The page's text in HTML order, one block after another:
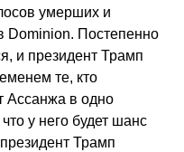
умерших и
Dominion. Постепенно
и президент Трамп
те, кто
Ассанжа в одно
у него будет шанс
Трамп